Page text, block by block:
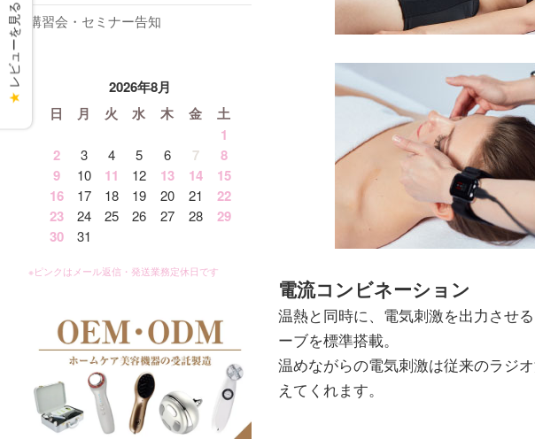
電流コンビネーション
温熱と同時に、電気刺激を出力させ
ーブを標準搭載。
温めながらの電気刺激は従来のラジ
えてくれます。
講習会・セミナー告知
2026年8月
日
月 火 水 木 金
土
1
2
3 4 5 6 7
8
9
10 11 12 13 14
15
16
17 18 19 20 21
22
23
24 25 26 27 28
29
30
31
★
レビューを見る